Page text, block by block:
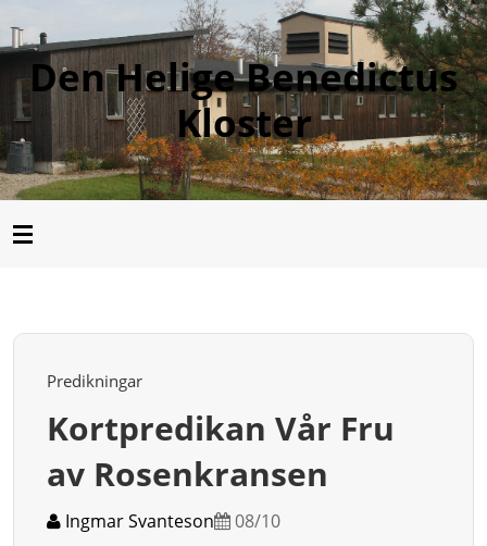
Den Helige Benedictus
Kloster
Predikningar
Kortpredikan Vår Fru
av Rosenkransen
Ingmar Svanteson 08/10